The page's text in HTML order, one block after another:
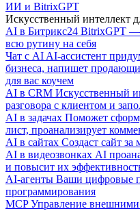
ИИ и BitrixGPT
Искусственный интеллект
AI в Битрикс24 BitrixGPT —
всю рутину на себя
Чат с AI AI-ассистент
бизнеса, напишет
для вас коучем
AI в CRM Искусственный
разговора с клиентом и
AI в задачах Поможет
лист, проанализирует
AI в сайтах Создаст сайт
AI в видеозвонках AI
и повысит их
AI-агенты Ваши цифровые
программирования
MCP Управление внешними